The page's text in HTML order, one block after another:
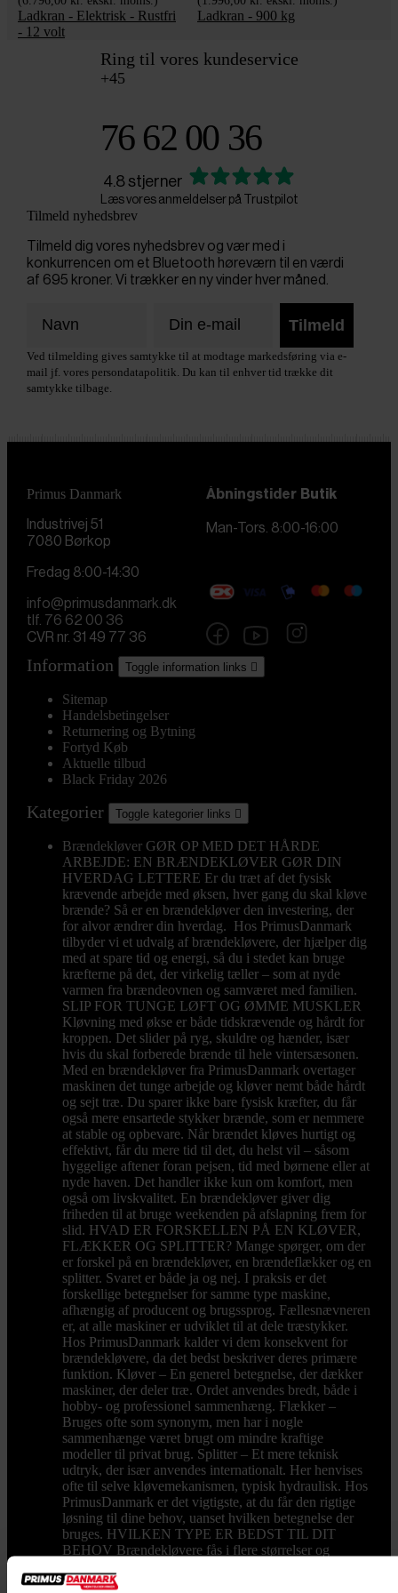
Ladkran - Elektrisk - Rustfri
- 12 volt
Ladkran - 900 kg
Ring til vores kundeservice
+45
76 62 00 36
4.8 stjerner
Læs vores anmeldelser på Trustpilot
Tilmeld nyhedsbrev
Tilmeld dig vores nyhedsbrev og vær med i
konkurrencen om et Bluetooth høreværn til en værdi
af 695 kroner. Vi trækker en ny vinder hver måned.
Tilmeld
Ved tilmelding gives samtykke til at modtage markedsføring via e-
mail jf. vores persondatapolitik. Du kan til enhver tid trække dit
samtykke tilbage.
Primus Danmark
Industrivej 51
7080 Børkop
Åbningstider Butik
Man-Tors. 8:00-16:00
Fredag 8:00-14:30
info@primusdanmark.dk
tlf. 76 62 00 36
CVR nr. 31 49 77 36
Information Toggle information links 
Sitemap
Handelsbetingelser
Returnering og Bytning
Fortyd Køb
Aktuelle tilbud
Black Friday 2026
Kategorier Toggle kategorier links 
Brændekløver GØR OP MED DET HÅRDE
ARBEJDE: EN BRÆNDEKLØVER GØR DIN
HVERDAG LETTERE Er du træt af det fysisk
krævende arbejde med øksen, hver gang du skal kløve
brænde? Så er en brændekløver den investering, der
for alvor ændrer din hverdag. Hos PrimusDanmark
tilbyder vi et udvalg af brændekløvere, der hjælper dig
med at spare tid og energi, så du i stedet kan bruge
kræfterne på det, der virkelig tæller – som at nyde
varmen fra brændeovnen og samværet med familien.
SLIP FOR TUNGE LØFT OG ØMME MUSKLER
Kløvning med økse er både tidskrævende og hårdt for
kroppen. Det slider på ryg, skuldre og hænder, især
hvis du skal forberede brænde til hele vintersæsonen.
Med en brændekløver fra PrimusDanmark overtager
maskinen det tunge arbejde og kløver nemt både hårdt
og sejt træ. Du sparer ikke bare fysisk kræfter, du får
også mere ensartede stykker brænde, som er nemmere
at stable og opbevare. Når brændet kløves hurtigt og
effektivt, får du mere tid til det, du helst vil – såsom
hyggelige aftener foran pejsen, tid med børnene eller at
nyde haven. Det handler ikke kun om komfort, men
også om livskvalitet. En brændekløver giver dig
friheden til at bruge weekenden på afslapning frem for
slid. HVAD ER FORSKELLEN PÅ EN KLØVER,
FLÆKKER OG SPLITTER? Mange spørger, om der
er forskel på en brændekløver, en brændeflækker og en
splitter. Svaret er både ja og nej. I praksis er det
forskellige betegnelser for samme type maskine,
afhængig af producent og brugssprog. Fællesnævneren
er, at alle maskiner er udviklet til at dele træstykker.
Hos PrimusDanmark kalder vi dem konsekvent for
brændekløvere, da det bedst beskriver deres primære
funktion. Kløver – En generel betegnelse, der dækker
maskiner, der deler træ. Ordet anvendes bredt, både i
hobby- og professionel sammenhæng. Flækker –
Bruges ofte som synonym, men har i nogle
sammenhænge været brugt om mindre kraftige
modeller til privat brug. Splitter – Et mere teknisk
udtryk, der især anvendes internationalt. Her henvises
ofte til selve kløvemekanismen, typisk hydraulisk. Hos
PrimusDanmark er det vigtigste, at du får den rigtige
løsning til dine behov, uanset hvilken betegnelse der
bruges. HVILKEN TYPE ER BEDST TIL DIT
BEHOV Brændekløvere fås i flere størrelser og
husholdningsbrug er en elektrisk model ofte